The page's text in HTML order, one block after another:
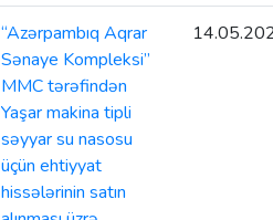
“Azərpambıq Aqrar
Sənaye Kompleksi”
MMC tərəfindən
Yaşar makina tipli
səyyar su nasosu
üçün ehtiyyat
hissələrinin satın